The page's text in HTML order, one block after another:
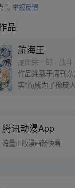
击举报反馈
品
航海王
尾田荣一郎 · 战斗
作品连载于周刊
实”而成为了橡皮
腾讯动漫App
海量正版漫画畅快看